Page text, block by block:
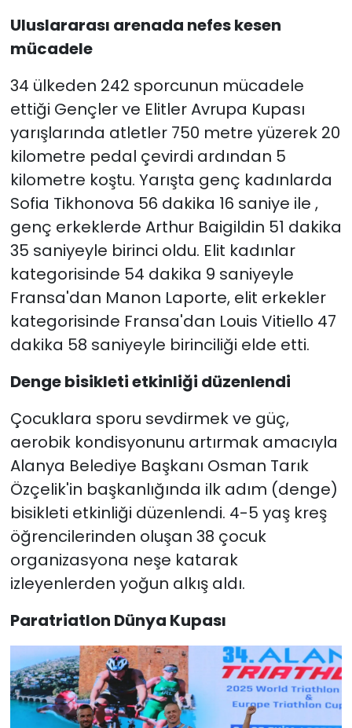
Uluslararası arenada nefes kesen
mücadele
34 ülkeden 242 sporcunun mücadele
ettiği Gençler ve Elitler Avrupa Kupası
yarışlarında atletler 750 metre yüzerek 20
kilometre pedal çevirdi ardından 5
kilometre koştu. Yarışta genç kadınlarda
Sofia Tikhonova 56 dakika 16 saniye ile ,
genç erkeklerde Arthur Baigildin 51 dakika
35 saniyeyle birinci oldu. Elit kadınlar
kategorisinde 54 dakika 9 saniyeyle
Fransa'dan Manon Laporte, elit erkekler
kategorisinde Fransa'dan Louis Vitiello 47
dakika 58 saniyeyle birinciliği elde etti.
Denge bisikleti etkinliği düzenlendi
Çocuklara sporu sevdirmek ve güç,
aerobik kondisyonunu artırmak amacıyla
Alanya Belediye Başkanı Osman Tarık
Özçelik'in başkanlığında ilk adım (denge)
bisikleti etkinliği düzenlendi. 4-5 yaş kreş
öğrencilerinden oluşan 38 çocuk
organizasyona neşe katarak
izleyenlerden yoğun alkış aldı.
Paratriatlon Dünya Kupası